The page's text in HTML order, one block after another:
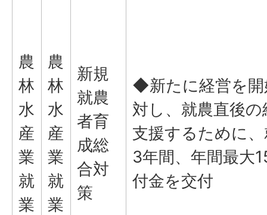
農
林
水
産
業
就
業
農
林
水
産
業
就
業
新規
就農
者育
成総
合対
策
◆新たに経営を開
対し、就農直後
支援するために
3年間、年間最大
付金を交付